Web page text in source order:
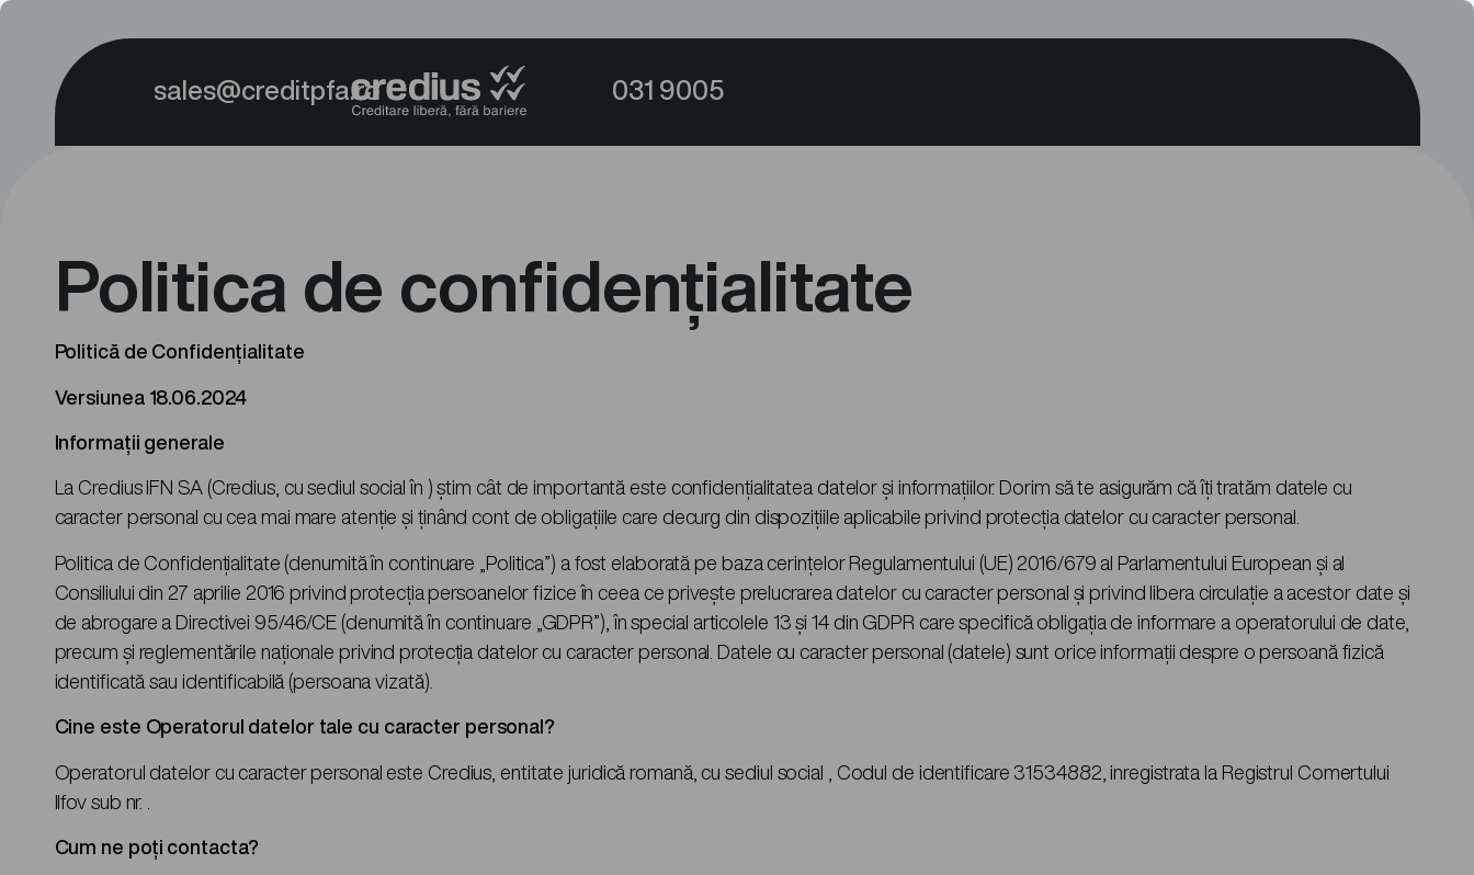
sales@creditpfa.ro 031 9005
Politica de confidențialitate
Politică de Confidențialitate
Versiunea 18.06.2024
Informații generale
La Credius IFN SA (Credius, cu sediul social în ) știm cât de importantă este confidențialitatea datelor și informațiilor. Dorim să te asigurăm că îți tratăm datele cu
caracter personal cu cea mai mare atenție și ținând cont de obligațiile care decurg din dispozițiile aplicabile privind protecția datelor cu caracter personal.
Politica de Confidențialitate (denumită în continuare „Politica”) a fost elaborată pe baza cerințelor Regulamentului (UE) 2016/679 al Parlamentului European și al
Consiliului din 27 aprilie 2016 privind protecția persoanelor fizice în ceea ce privește prelucrarea datelor cu caracter personal și privind libera circulație a acestor date și
de abrogare a Directivei 95/46/CE (denumită în continuare „GDPR”), în special articolele 13 și 14 din GDPR care specifică obligația de informare a operatorului de date,
precum și reglementările naționale privind protecția datelor cu caracter personal. Datele cu caracter personal (datele) sunt orice informații despre o persoană fizică
identificată sau identificabilă (persoana vizată).
Cine este Operatorul datelor tale cu caracter personal?
Operatorul datelor cu caracter personal este Credius, entitate juridică romană, cu sediul social , Codul de identificare 31534882, inregistrata la Registrul Comertului
Ilfov sub nr. .
Cum ne poți contacta?